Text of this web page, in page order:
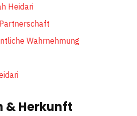
Heidari
Wahrnehmung
& Herkunft